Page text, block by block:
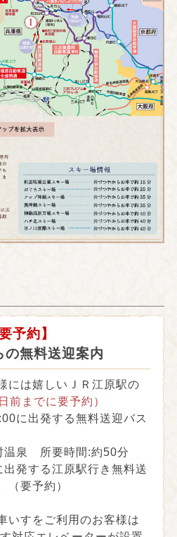
要予約】
の無料送迎案内
には嬉しいＪＲ江原駅の
前までに要予約）
に出発する無料送迎バス
泉 所要時間:約50分
発する江原駅行き無料送
（要予約）
いすをご利用のお客様は